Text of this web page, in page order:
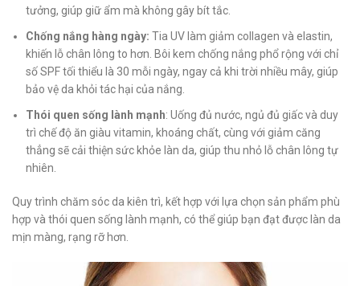
tưởng, giúp giữ ẩm mà không gây bít tắc.
Chống nắng hàng ngày: Tia UV làm giảm collagen và elastin,
khiến lỗ chân lông to hơn. Bôi kem chống nắng phổ rộng với chỉ
số SPF tối thiểu là 30 mỗi ngày, ngay cả khi trời nhiều mây, giúp
bảo vệ da khỏi tác hại của nắng.
Thói quen sống lành mạnh: Uống đủ nước, ngủ đủ giấc và duy
trì chế độ ăn giàu vitamin, khoáng chất, cùng với giảm căng
thẳng sẽ cải thiện sức khỏe làn da, giúp thu nhỏ lỗ chân lông tự
nhiên.
Quy trình chăm sóc da kiên trì, kết hợp với lựa chọn sản phẩm phù
hợp và thói quen sống lành mạnh, có thể giúp bạn đạt được làn da
mịn màng, rạng rỡ hơn.